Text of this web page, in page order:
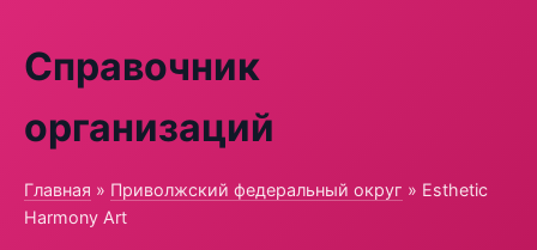
Справочник
организаций
Главная » Приволжский федеральный округ » Esthetic
Harmony Art